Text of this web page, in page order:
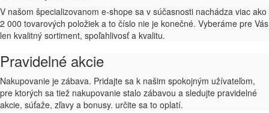
V našom špecializovanom e-shope sa v súčasnosti nachádza viac ako
2 000 tovarových položiek a to číslo nie je konečné. Vyberáme pre Vás
len kvalitný sortiment, spoľahlivosť a kvalitu.
Pravidelné akcie
Nakupovanie je zábava. Pridajte sa k našim spokojným užívateľom,
pre ktorých sa tiež nakupovanie stalo zábavou a sledujte pravidelné
akcie, súťaže, zľavy a bonusy. určite sa to oplatí.